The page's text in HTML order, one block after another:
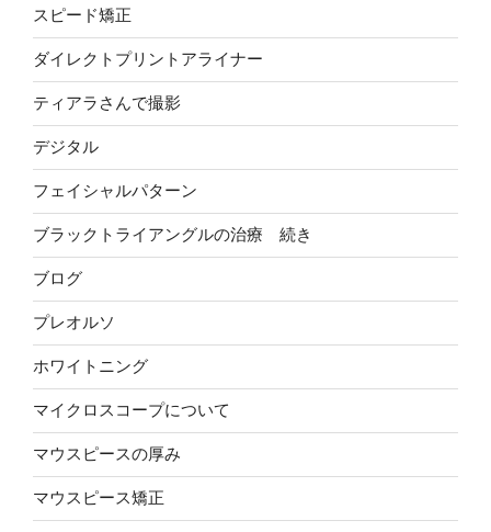
スピード矯正
ダイレクトプリントアライナー
ティアラさんで撮影
デジタル
フェイシャルパターン
ブラックトライアングルの治療 続き
ブログ
プレオルソ
ホワイトニング
マイクロスコープについて
マウスピースの厚み
マウスピース矯正